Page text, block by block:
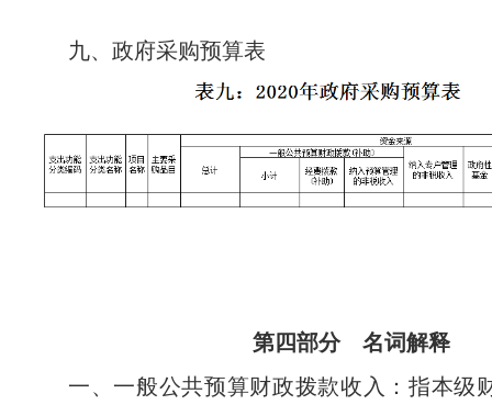
九、政府采购预算表
第四部分 名词解释
一、一般公共预算财政拨款收入：指本级